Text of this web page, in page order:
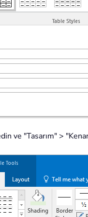
ve "Tasarım" >